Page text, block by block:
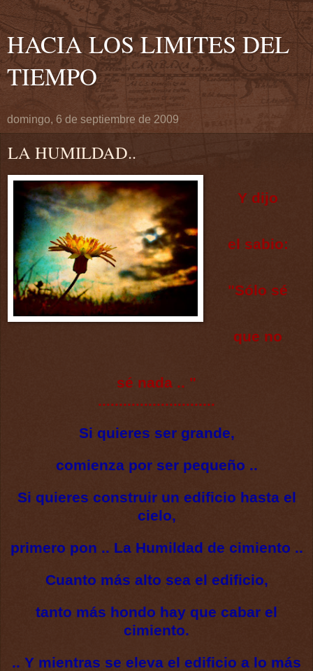
HACIA LOS LIMITES DEL
TIEMPO
domingo, 6 de septiembre de 2009
LA HUMILDAD..
Y dijo
el sabio:
"Sólo sé
que no
sé nada .. "
............................
Si quieres ser grande,
comienza por ser pequeño ..
Si quieres construir un edificio hasta el
cielo,
primero pon .. La Humildad de cimiento ..
Cuanto más alto sea el edificio,
tanto más hondo hay que cabar el
cimiento.
.. Y mientras se eleva el edificio a lo más